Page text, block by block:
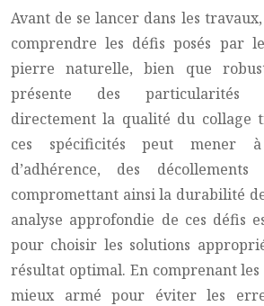
Avant de se lancer dans les
comprendre les défis posés par le
pierre naturelle, bien que
présente des particularités
directement la qualité du collage
ces spécificités peut mener
d’adhérence, des
compromettant ainsi la durabilité
analyse approfondie de ces défis
pour choisir les solutions
résultat optimal. En comprenant les
mieux armé pour éviter les